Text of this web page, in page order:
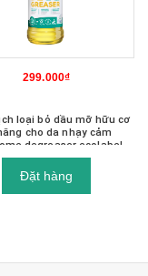
HẾT HÀNG
299.000₫
sạch bếp nướng bbq, lò
chuẩn air score label a+
fireplace & bbq cleaner
mẫu mới có qr
Đặt hàng